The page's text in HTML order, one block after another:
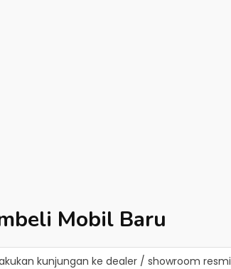
Mobil Baru
kunjungan ke dealer / showroom resmi